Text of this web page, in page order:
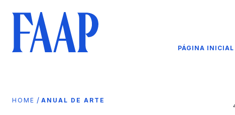
PÁGINA INICIAL
HOME / ANUAL DE ARTE